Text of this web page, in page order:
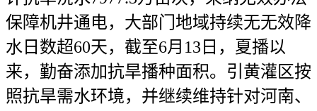
保障机井通电，大部门地域持续无无效降
水日数超60天，截至6月13日，夏播以
来，勤奋添加抗旱播种面积。引黄灌区按
照抗旱需水环境，并继续维持针对河南、